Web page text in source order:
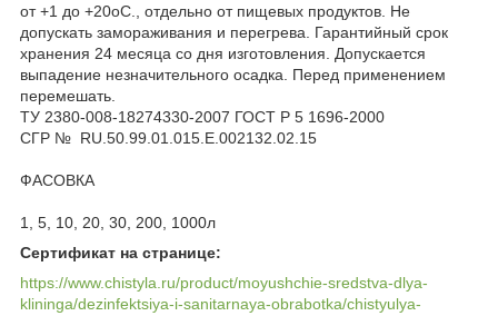
от +1 до +20оС., отдельно от пищевых продуктов. Не
допускать замораживания и перегрева. Гарантийный срок
хранения 24 месяца со дня изготовления. Допускается
выпадение незначительного осадка. Перед применением
перемешать.
ТУ 2380-008-18274330-2007 ГОСТ Р 5 1696-2000
СГР № RU.50.99.01.015.E.002132.02.15
ФАСОВКА
1, 5, 10, 20, 30, 200, 1000л
Сертификат на странице:
https://www.chistyla.ru/product/moyushchie-sredstva-dlya-
klininga/dezinfektsiya-i-sanitarnaya-obrabotka/chistyulya-